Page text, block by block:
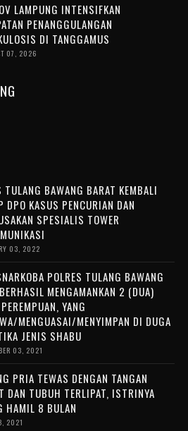
LAMPUNG INTENSIFKAN
PENANGGULANGAN
DI TANGGAMUS
07, 2026
TULANG BAWANG BARAT KEMBALI
DPO KASUS PENCURIAN DAN
SPESIALIS TOWER
03, 2022
POLRES TULANG BAWANG
MENGAMANKAN 2 (DUA)
YANG
MENGUASAI/MENYIMPAN DI DUGA
JENIS SHABU
03, 2021
PRIA TEWAS DENGAN TANGAN
DAN TUBUH TERLIPAT, ISTRINYA
HAMIL 8 BULAN
2021